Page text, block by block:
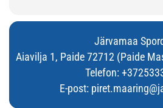
Järvamaa
Aiavilja 1, Paide 72712 (Paide
Telefon:
E-post: